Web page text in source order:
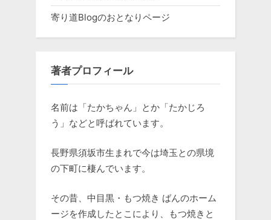
寄り道Blogのおとなりページ
著者プロフィール
名前は「たかちゃん」とか「たかじろ
う」などと呼ばれています。
長野県須坂市生まれで今は埼玉との県境
の下町に棲んでいます。
その昔、中目黒・もつ焼き ばんのホーム
ージを作成したとこにより、もつ焼きと